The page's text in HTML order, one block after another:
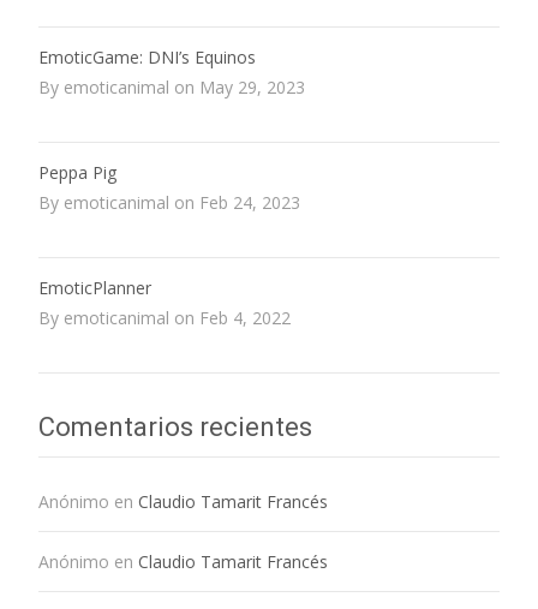
EmoticGame: DNI’s Equinos
By emoticanimal on May 29, 2023
Peppa Pig
By emoticanimal on Feb 24, 2023
EmoticPlanner
By emoticanimal on Feb 4, 2022
Comentarios recientes
Anónimo en Claudio Tamarit Francés
Anónimo en Claudio Tamarit Francés